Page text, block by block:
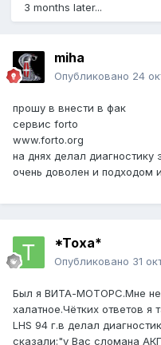
3 months later...
miha
Опубликовано 24
прошу в внести в фак
сервис forto
www.forto.org
на днях делал диагностику
очень доволен и подходом
*Toxa*
Опубликовано 31
Был я ВИТА-МОТОРС.Мне не
халатное.Чётких ответов я
LHS 94 г.в делал
сказали:"у Вас сломана